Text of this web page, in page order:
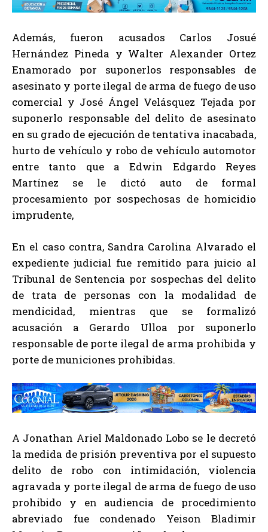
Además, fueron acusados Carlos Josué
Hernández Pineda y Walter Alexander Ortez
Enamorado por suponerlos responsables de
asesinato y porte ilegal de arma de fuego de uso
comercial y José Ángel Velásquez Tejada por
suponerlo responsable del delito de asesinato
en su grado de ejecución de tentativa inacabada,
hurto de vehículo y robo de vehículo automotor
entre tanto que a Edwin Edgardo Reyes
Martínez se le dictó auto de formal
procesamiento por sospechosas de homicidio
imprudente,
En el caso contra, Sandra Carolina Alvarado el
expediente judicial fue remitido para juicio al
Tribunal de Sentencia por sospechas del delito
de trata de personas con la modalidad de
mendicidad, mientras que se formalizó
acusación a Gerardo Ulloa por suponerlo
responsable de porte ilegal de arma prohibida y
porte de municiones prohibidas.
A Jonathan Ariel Maldonado Lobo se le decretó
la medida de prisión preventiva por el supuesto
delito de robo con intimidación, violencia
agravada y porte ilegal de arma de fuego de uso
prohibido y en audiencia de procedimiento
abreviado fue condenado Yeison Bladimir